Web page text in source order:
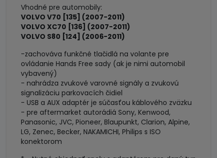
Vhodné pre automobily:
VOLVO V70 [135] (2007-2011)
VOLVO XC70 [136] (2007-2011)
VOLVO S80 [124] (2006-2011)
-zachováva funkčné tlačidlá na volante pre
ovládanie Hands Free sady (ak je nimi automobil
vybavený)
- nahrádza zvukové varovné signály a zvukovú
signalizáciu parkovacích čidiel
- USB a AUX adaptér je súčasťou káblového zväzku
- pre aftermarket autorádiá Sony, Kenwood,
Panasonic, JVC, Pioneer, Blaupunkt, Clarion, Alpine,
LG, Zenec, Becker, NAKAMICHI, Philips s ISO
konektorom